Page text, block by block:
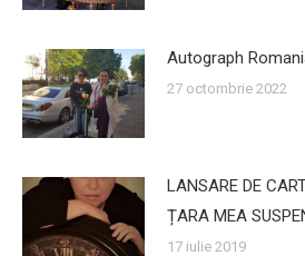
Autograph
27 octombrie 2022
LANSARE DE
ȚARA MEA
17 iulie 2019